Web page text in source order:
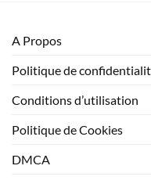
A Propos
Politique de
Conditions d’utilisation
Politique de Cookies
DMCA